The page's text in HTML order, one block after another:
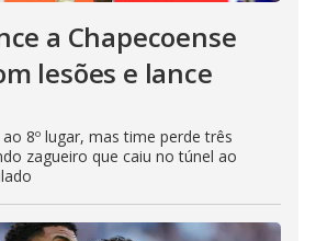
a Chapecoense
lesões e lance
8º lugar, mas time perde três
zagueiro que caiu no túnel ao